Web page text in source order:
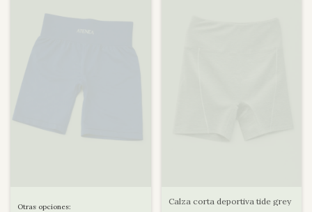
Otras opciones:
Calza corta deportiva tide grey